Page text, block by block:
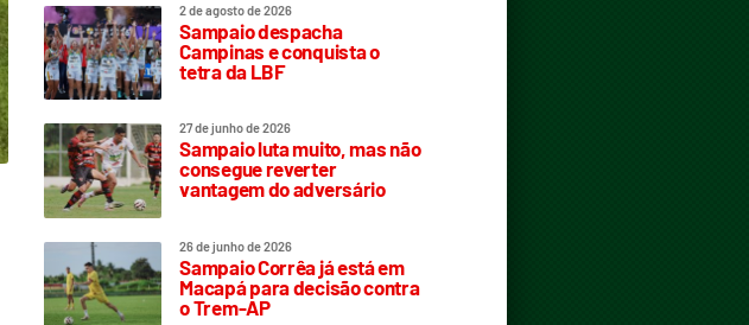
2 de agosto de 2026
Sampaio despacha
Campinas e conquista o
tetra da LBF
27 de junho de 2026
Sampaio luta muito, mas não
consegue reverter
vantagem do adversário
26 de junho de 2026
Sampaio Corrêa já está em
Macapá para decisão contra
o Trem-AP